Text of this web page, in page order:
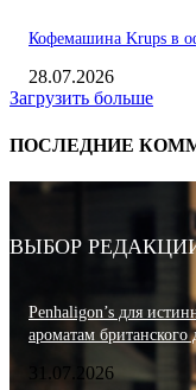
Кофемашина Krups в
28.07.2026
Загрузить больше
ПОСЛЕДНИЕ
ВЫБОР
Penhaligon’s для
ароматам британского
31.07.2026